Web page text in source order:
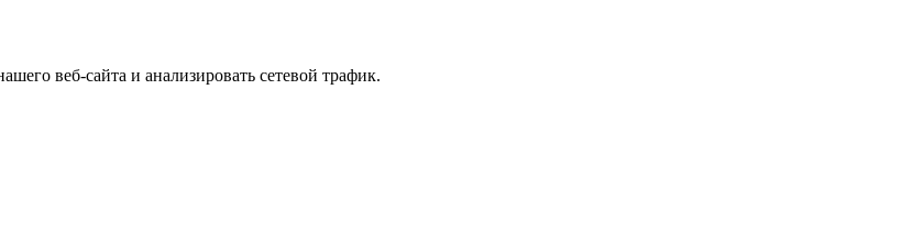
веб-сайта и анализировать сетевой трафик.